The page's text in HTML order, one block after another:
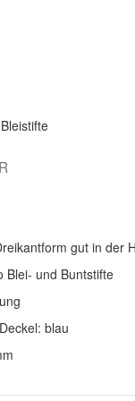
gut in der
Blei- und Buntstifte
blau